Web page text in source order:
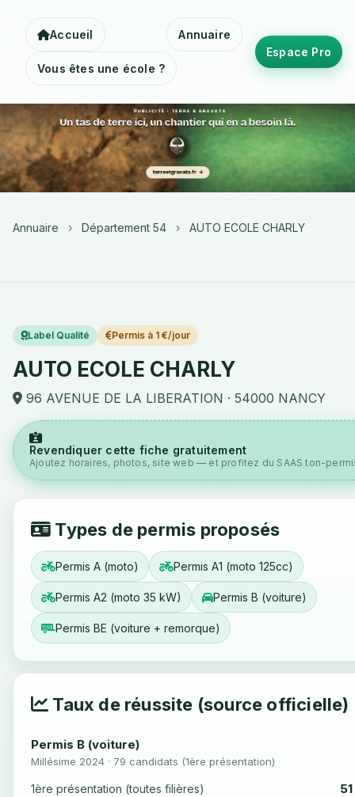
Accueil Annuaire
Vous êtes une école ?
Espace Pro
Annuaire › Département 54 › AUTO ECOLE CHARLY
Label Qualité Permis à 1 €/jour
AUTO ECOLE CHARLY
96 AVENUE DE LA LIBERATION · 54000 NANCY
Revendiquer cette fiche gratuitement
Ajoutez horaires, photos, site web — et profitez du SAAS ton-
Types de permis proposés
Permis A (moto) Permis A1 (moto 125cc)
Permis A2 (moto 35 kW) Permis B (voiture)
Permis BE (voiture + remorque)
Taux de réussite (source officielle)
Permis B (voiture)
Millésime 2024 · 79 candidats (1ère présentation)
1ère présentation (toutes filières)